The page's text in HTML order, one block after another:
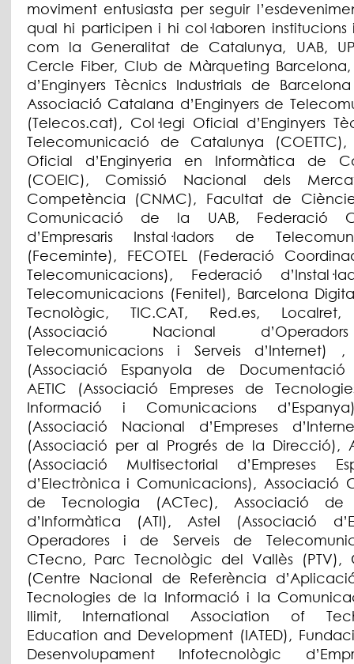
moviment entusiasta per seguir
qual hi participen i hi col·laboren institucions
com la Generalitat de Catalunya, UAB,
Cercle Fiber, Club de Màrqueting Barcelona,
d’Enginyers Tècnics Industrials de Barcelona
Associació Catalana d’Enginyers de
(Telecos.cat), Col·legi Oficial d’Enginyers
Telecomunicació de Catalunya (COETTC),
Oficial d’Enginyeria en Informàtica de
(COEIC), Comissió Nacional dels
Competència (CNMC), Facultat de
Comunicació de la UAB, Federació
d’Empresaris Instal·ladors de
(Feceminte), FECOTEL (Federació
Telecomunicacions), Federació
Telecomunicacions (Fenitel), Barcelona
Tecnològic, TIC.CAT, Red.es, Localret,
(Associació Nacional
Telecomunicacions i Serveis d’Internet) ,
(Associació Espanyola de Documentació
AETIC (Associació Empreses de
Informació i Comunicacions
(Associació Nacional d’Empreses
(Associació per al Progrés de la Direcció),
(Associació Multisectorial d’Empreses
d’Electrònica i Comunicacions), Associació
de Tecnologia (ACTec), Associació de
d’Informàtica (ATI), Astel (Associació
Operadores i de Serveis de
CTecno, Parc Tecnològic del Vallès (PTV),
(Centre Nacional de Referència
Tecnologies de la Informació i la
Ilimit, International Association of
Education and Development (IATED),
Desenvolupament Infotecnològic